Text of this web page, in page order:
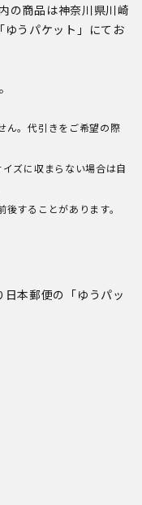
の商品は神奈川県川崎
うパケット」にてお
ん。代引きをご希望の際
ズに収まらない場合は自
することがあります。
本郵便の「ゆうパッ